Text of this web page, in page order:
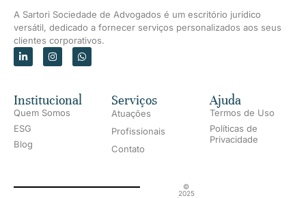
A Sartori Sociedade de Advogados é um escritório jurídico
versátil, dedicado a fornecer serviços personalizados aos seus
clientes corporativos.
Institucional
Quem Somos
ESG
Blog
Serviços
Atuações
Profissionais
Contato
Ajuda
Termos de Uso
Políticas de
Privacidade
©
2025